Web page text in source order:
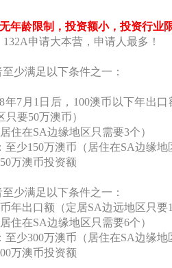
年龄限制，投资额小，投资行业
132A申请大本营，申请人最多！
少满足以下条件之一：
年7月1日后，100澳币以下年出
要50万澳币）
住在SA边缘地区只需要3个）
少150万澳币（居住在SA边缘地
万澳币投资额
少满足以下条件之一：
年出口额（定居SA边远地区只要
住在SA边缘地区只需要6个）
少300万澳币（居住在SA边缘地
万澳币投资额